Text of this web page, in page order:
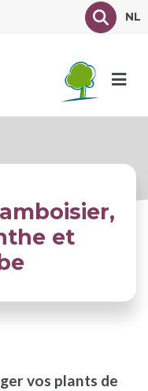
TexteNL
et
vos plants de